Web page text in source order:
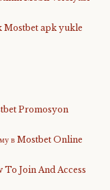
Mostbet apk yukle
Promosyon
в Mostbet Online
Join And Access